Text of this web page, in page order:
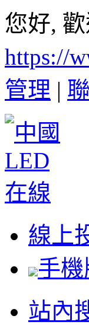
您好,
https://
管理 |
線上
手機
站內